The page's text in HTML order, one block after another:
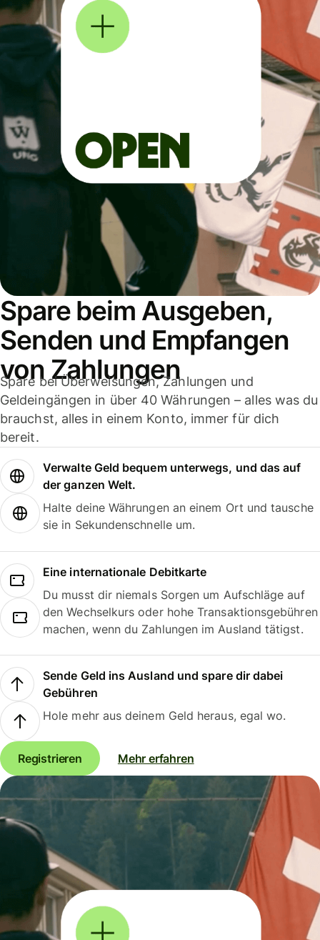
Spare beim Ausgeben,
Senden und Empfangen
von Zahlungen
Spare bei Überweisungen, Zahlungen und
Geldeingängen in über 40 Währungen – alles was du
brauchst, alles in einem Konto, immer für dich
bereit.
Verwalte Geld bequem unterwegs, und das auf
der ganzen Welt.
Halte deine Währungen an einem Ort und tausche
sie in Sekundenschnelle um.
Eine internationale Debitkarte
Du musst dir niemals Sorgen um Aufschläge auf
den Wechselkurs oder hohe Transaktionsgebühren
machen, wenn du Zahlungen im Ausland tätigst.
Sende Geld ins Ausland und spare dir dabei
Gebühren
Hole mehr aus deinem Geld heraus, egal wo.
Registrieren Mehr erfahren